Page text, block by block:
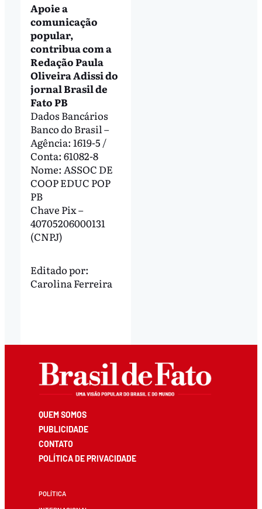
Apoie a
comunicação
popular,
contribua com a
Redação Paula
Oliveira Adissi do
jornal Brasil de
Fato PB
Dados Bancários
Banco do Brasil –
Agência: 1619-5 /
Conta: 61082-8
Nome: ASSOC DE
COOP EDUC POP
PB
Chave Pix –
40705206000131
(CNPJ)
Editado por:
Carolina Ferreira
QUEM SOMOS
PUBLICIDADE
CONTATO
POLÍTICA DE PRIVACIDADE
POLÍTICA